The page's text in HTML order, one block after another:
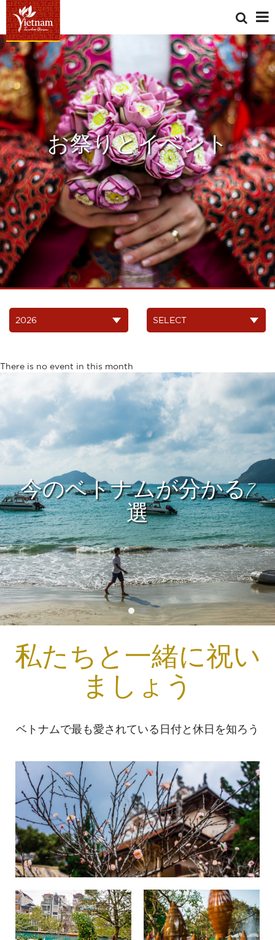
お祭りとイベント
There is no event in this month
今のベトナムが分かる7
選
私たちと一緒に祝い
ましょう
ベトナムで最も愛されている日付と休日を知ろう